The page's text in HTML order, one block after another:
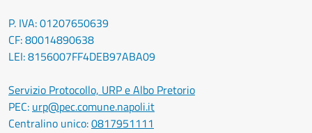
P. IVA: 01207650639
CF: 80014890638
LEI: 8156007FF4DEB97ABA09
Servizio Protocollo, URP e Albo Pretorio
PEC: urp@pec.comune.napoli.it
Centralino unico:0817951111